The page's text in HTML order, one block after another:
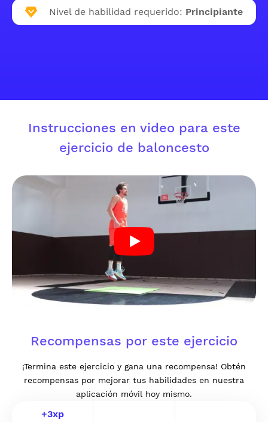
Nivel de habilidad requerido: Principiante
Instrucciones en video para este
ejercicio de baloncesto
Recompensas por este ejercicio
¡Termina este ejercicio y gana una recompensa! Obtén
recompensas por mejorar tus habilidades en nuestra
aplicación móvil hoy mismo.
+3xp